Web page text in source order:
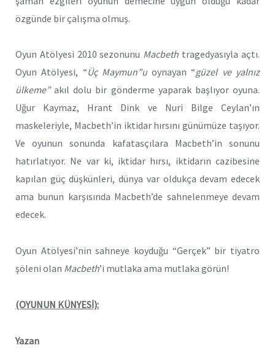
özgünde bir çalışma olmuş.
Oyun Atölyesi 2010 sezonunu Macbeth tragedyasıyla açtı.
Oyun Atölyesi, “Üç Maymun”uoynayan “güzel ve yalnız
ülkeme”akıl dolu bir gönderme yaparak başlıyor oyuna.
Uğur Kaymaz, Hrant Dink ve Nuri Bilge Ceylan’ın
maskeleriyle, Macbeth’in iktidar hırsını günümüze taşıyor.
Ve oyunun sonunda kafatasçılara Macbeth’in sonunu
hatırlatıyor. Ne var ki, iktidar hırsı, iktidarın cazibesine
kapılan güç düşkünleri, dünya var oldukça devam edecek
ama bunun karşısında Macbeth’de sahnelenmeye devam
edecek.
Oyun Atölyesi’nin sahneye koyduğu “Gerçek” bir tiyatro
şöleni olan Macbeth’i mutlaka ama mutlaka görün!
(OYUNUN KÜNYESİ):
Yazan